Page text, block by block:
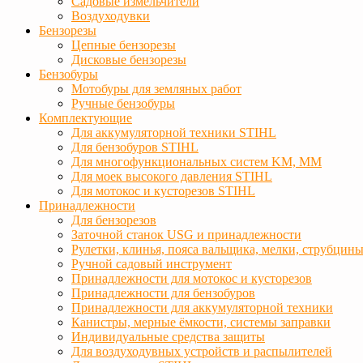
Воздуходувки
Бензорезы
Цепные бензорезы
Дисковые бензорезы
Бензобуры
Мотобуры для земляных работ
Ручные бензобуры
Комплектующие
Для аккумуляторной техники STIHL
Для бензобуров STIHL
Для многофункциональных систем KM, MM
Для моек высокого давления STIHL
Для мотокос и кусторезов STIHL
Принадлежности
Для бензорезов
Заточной станок USG и принадлежности
Рулетки, клинья, пояса вальщика, мелки, струбцины
Ручной садовый инструмент
Принадлежности для мотокос и кусторезов
Принадлежности для бензобуров
Принадлежности для аккумуляторной техники
Канистры, мерные ёмкости, системы заправки
Индивидуальные средства защиты
Для воздуходувных устройств и распылителей